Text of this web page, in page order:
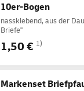
10er-Bogen
nassklebend, aus der
Briefe"
1,50 € 1)
Markenset